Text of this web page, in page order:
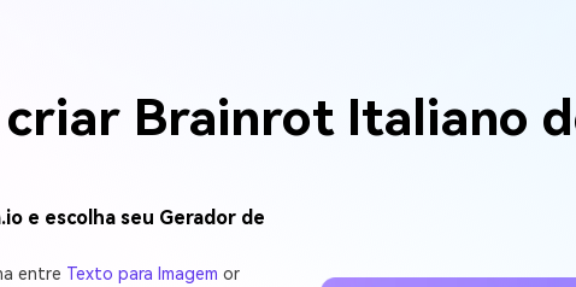
criar Brainrot Italiano
e escolha seu Gerador de
entre Texto para Imagem or